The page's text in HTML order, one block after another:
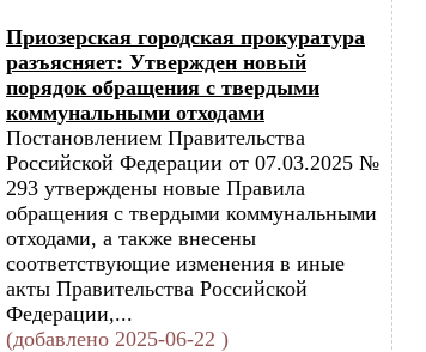
Приозерская городская прокуратура
разъясняет: Утвержден новый
порядок обращения с твердыми
коммунальными отходами
Постановлением Правительства
Российской Федерации от 07.03.2025 №
293 утверждены новые Правила
обращения с твердыми коммунальными
отходами, а также внесены
соответствующие изменения в иные
акты Правительства Российской
Федерации,...
(добавлено 2025-06-22 )